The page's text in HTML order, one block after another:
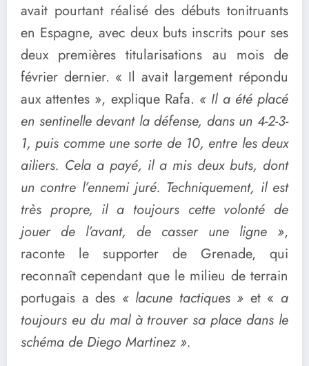
avait pourtant réalisé des débuts tonitruants
en Espagne, avec deux buts inscrits pour ses
deux premières titularisations au mois de
février dernier. « Il avait largement répondu
aux attentes », explique Rafa. « Il a été placé
en sentinelle devant la défense, dans un 4-2-3-
1, puis comme une sorte de 10, entre les deux
ailiers. Cela a payé, il a mis deux buts, dont
un contre l’ennemi juré. Techniquement, il est
très propre, il a toujours cette volonté de
jouer de l’avant, de casser une ligne »,
raconte le supporter de Grenade, qui
reconnaît cependant que le milieu de terrain
portugais a des « lacune tactiques » et « a
toujours eu du mal à trouver sa place dans le
schéma de Diego Martinez ».